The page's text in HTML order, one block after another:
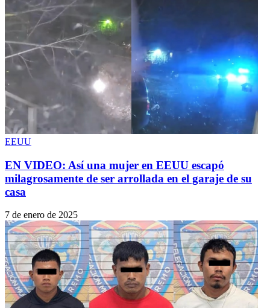
EEUU
EN VIDEO: Así una mujer en EEUU escapó
milagrosamente de ser arrollada en el garaje de su
casa
7 de enero de 2025